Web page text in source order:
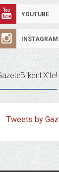
YOUTUBE
INSTAGRAM
X’te!
Tweets by